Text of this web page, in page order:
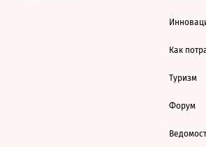
Как
Туризм
Форум